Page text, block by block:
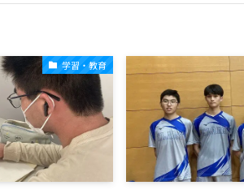
学習・教育